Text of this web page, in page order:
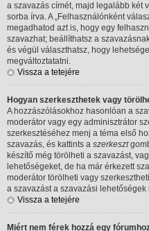
a szavazás címét, majd legalább két
sorba írva. A „Felhasználónként
megadhatod azt is, hogy egy
szavazhat; beállíthatsz a
és végül választhatsz, hogy
megváltoztatatni.
Vissza a tetejére
Hogyan szerkeszthetek vagy
A hozzászólásokhoz hasonlóan a
moderátor vagy egy adminisztrátor
szerkesztéséhez menj a téma első
szavazás, és kattints a szerkeszt
készítő még törölheti a szavazást,
lehetőségeket, de ha már érkezett
moderátor törölheti vagy
a szavazást a szavazási
Vissza a tetejére
Miért nem férek hozzá egy